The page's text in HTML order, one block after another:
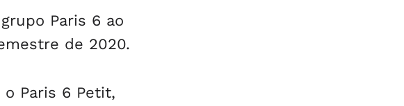
Paris 6 ao
de 2020.
Paris 6 Petit,